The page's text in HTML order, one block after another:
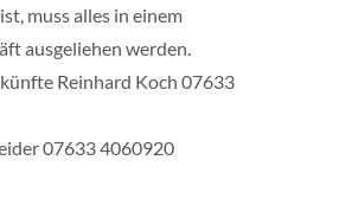
muss alles in einem
ausgeliehen werden.
Reinhard Koch 07633
07633 4060920